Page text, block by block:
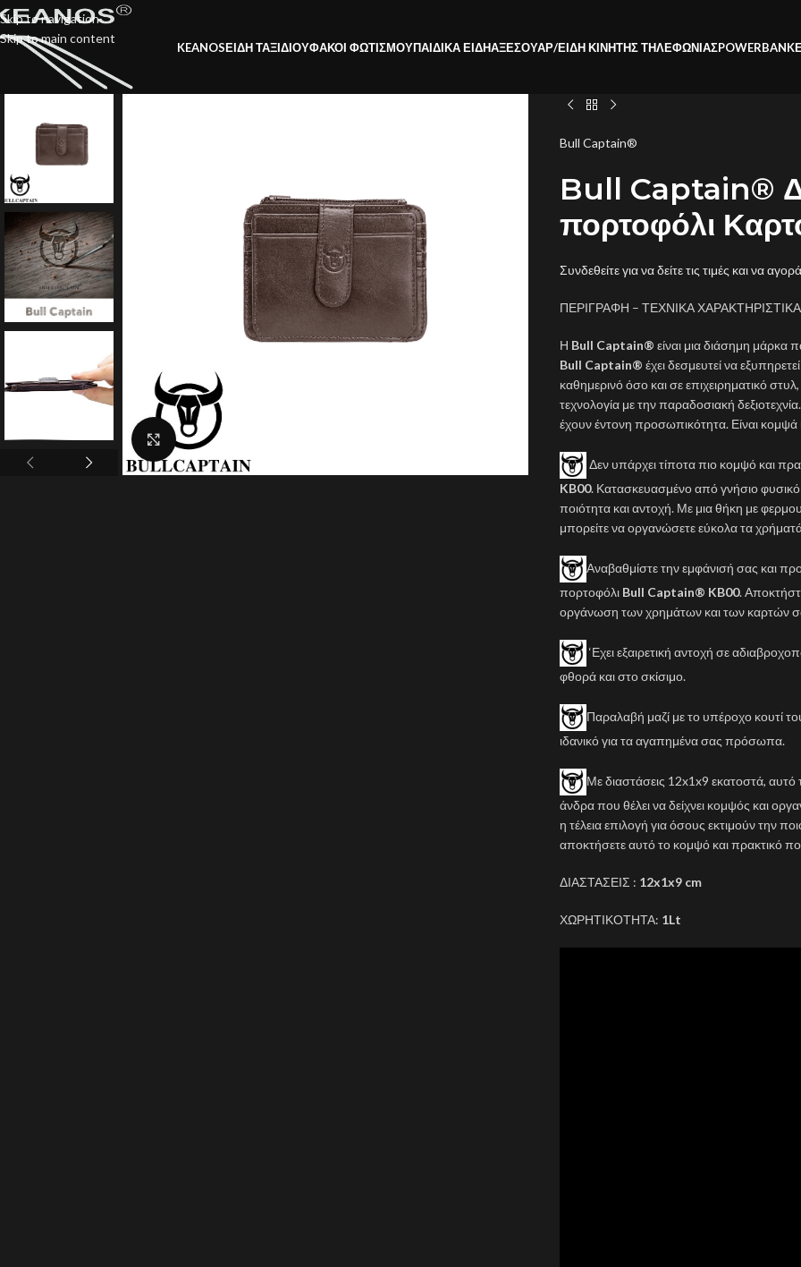
Skip to navigation
Skip to main content
KEANOSΕΙΔΗ ΤΑΞΙΔΙΟΥΦΑΚΟΙ ΦΩΤΙΣΜΟΥΠΑΙΔΙΚΑ ΕΙΔΗΑΞΕΣΟΥΑΡ/ΕΙΔΗ ΚΙΝΗΤΗΣ ΤΗΛΕΦΩΝΙΑΣPOWERBANK
Click to enlarge
Bull Captain®
Bull Captain®
πορτοφόλι
Συνδεθείτε για να δείτε τις τιμές και να
ΠΕΡΙΓΡΑΦΗ – ΤΕΧΝΙΚΑ ΧΑΡΑΚΤΗΡΙΣΤΙΚΑ
Η Bull Captain® είναι μια διάσημη
Bull Captain® έχει δεσμευτεί να
καθημερινό όσο και σε επιχειρηματικό
τεχνολογία με την παραδοσιακή
έχουν έντονη προσωπικότητα. Είναι κομψά
Δεν υπάρχει τίποτα πιο κομψό και
KB00. Κατασκευασμένο από γνήσιο
ποιότητα και αντοχή. Με μια θήκη με
μπορείτε να οργανώσετε εύκολα τα
Αναβαθμίστε την εμφάνισή σας και
πορτοφόλι Bull Captain® KB00.
οργάνωση των χρημάτων και των καρτών
‘Εχει εξαιρετική αντοχή σε
φθορά και στο σκίσιμο.
Παραλαβή μαζί με το υπέροχο κουτί
ιδανικό για τα αγαπημένα σας πρόσωπα.
Με διαστάσεις 12x1x9 εκατοστά, αυτό
άνδρα που θέλει να δείχνει κομψός και
η τέλεια επιλογή για όσους εκτιμούν την
αποκτήσετε αυτό το κομψό και πρακτικό
ΔΙΑΣΤΑΣΕΙΣ : 12x1x9 cm
ΧΩΡΗΤΙΚΟΤΗΤΑ: 1Lt